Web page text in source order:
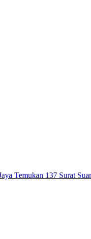
Temukan 137 Surat Suara